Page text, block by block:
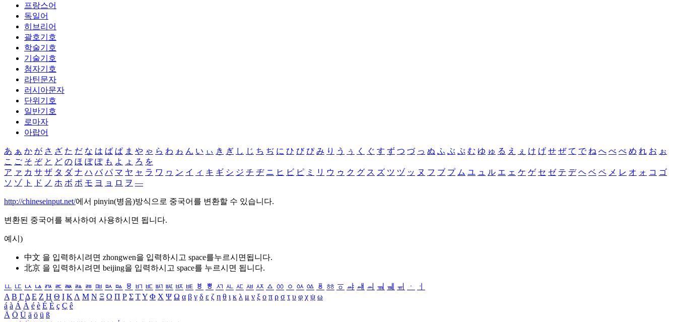
프랑스어
독일어
히브리어
괄호기호
학술기호
기술기호
첨자기호
라틴문자
러시아문자
단위기호
일반기호
로마자
아랍어
あ ぁ か が さ ざ た だ な は ば ぱ ま や ゃ ら わ ゎ ん い ぃ き ぎ し じ ち ぢ に ひ び ぴ み り う ぅ く ぐ す ず つ づ っ ぬ ふ ぶ ぷ む ゆ ゅ る え ぇ け げ せ ぜ て で ね へ べ ぺ め れ お ぉ
こ ご そ ぞ と ど の ほ ぼ ぽ も よ ょ ろ を
ア ァ カ サ ザ タ ダ ナ ハ バ パ マ ヤ ャ ラ ワ ヮ ン イ ィ キ ギ シ ジ チ ヂ ニ ヒ ビ ピ ミ リ ウ ゥ ク グ ス ズ ツ ヅ ッ ヌ フ ブ プ ム ユ ュ ル エ ェ ケ ゲ セ ゼ テ デ ヘ ベ ペ メ レ オ ォ コ ゴ
ソ ゾ ト ド ノ ホ ボ ポ モ ヨ ョ ロ ヲ ―
http://chineseinput.net/에서 pinyin(병음)방식으로 중국어를 변환할 수 있습니다.
변환된 중국어를 복사하여 사용하시면 됩니다.
예시)
中文 을 입력하시려면 zhongwen을 입력하시고 space를누르시면됩니다.
北京 을 입력하시려면 beijing을 입력하시고 space를 누르시면 됩니다.
ㅥ ㅦ ㅧ ㅨ ㅩ ㅪ ㅫ ㅬ ㅭ ㅮ ㅯ ㅰ ㅱ ㅲ ㅳ ㅴ ㅵ ㅶ ㅷ ㅸ ㅹ ㅺ ㅻ ㅼ ㅽ ㅾ ㅿ ㆀ ㆁ ㆂ ㆃ ㆄ ㆅ ㆆ ㆇ ㆈ ㆉ ㆊ ㆋ ㆌ ㆍ
ㆎ
Α Β ΓΔ Ε Ζ Η Θ Ι ΚΛ Μ Ν Ξ Ο Π Ρ Σ ΤΥ Φ Χ Ψ Ω α β γ δ ε ζ η θ ι κ λ μ ν ξ ο π ρ σ τ υ φ χ ψ ω
á à Á À é è É È ç Ç ê
Ä Ö Ü ä ö ü ß